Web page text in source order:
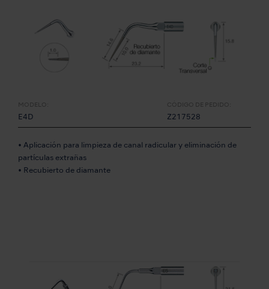
MODELO:
E4D
CÓDIGO DE PEDIDO:
Z217528
• Aplicación para limpieza de canal radicular y eliminación de
partículas extrañas
• Recubierto de diamante